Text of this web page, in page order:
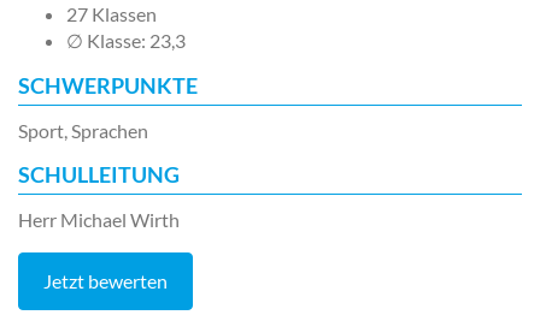
27 Klassen
∅ Klasse: 23,3
SCHWERPUNKTE
Sport, Sprachen
SCHULLEITUNG
Herr Michael Wirth
Jetzt bewerten